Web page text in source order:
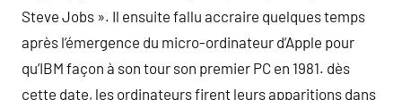
Steve Jobs ». Il ensuite fallu accraire quelques temps
après l’émergence du micro-ordinateur d’Apple pour
qu’IBM façon à son tour son premier PC en 1981. dès
cette date, les ordinateurs firent leurs apparitions dans